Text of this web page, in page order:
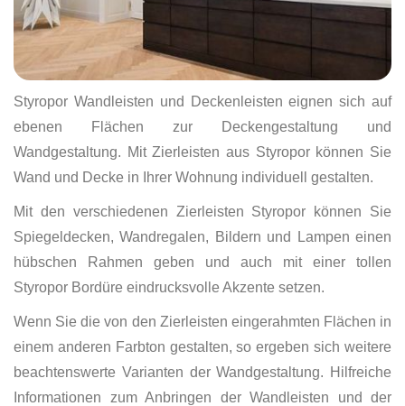
Styropor Wandleisten und Deckenleisten eignen sich auf
ebenen Flächen zur Deckengestaltung und
Wandgestaltung. Mit Zierleisten aus Styropor können Sie
Wand und Decke in Ihrer Wohnung individuell gestalten.
Mit den verschiedenen Zierleisten Styropor können Sie
Spiegeldecken, Wandregalen, Bildern und Lampen einen
hübschen Rahmen geben und auch mit einer tollen
Styropor Bordüre eindrucksvolle Akzente setzen.
Wenn Sie die von den Zierleisten eingerahmten Flächen in
einem anderen Farbton gestalten, so ergeben sich weitere
beachtenswerte Varianten der Wandgestaltung. Hilfreiche
Informationen zum Anbringen der Wandleisten und der